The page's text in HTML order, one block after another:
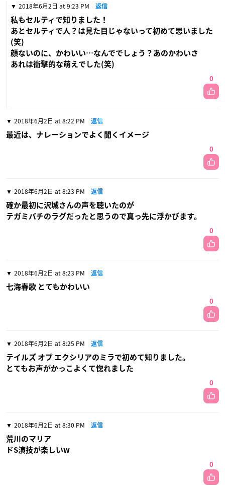
2018年6月2日 at 9:23 PM 返信
私もセルティで知りました！
あとセルティで人？は見た目じゃないって初めて思いました
(笑)
顔ないのに、かわいい…なんででしょう？あのかわいさ
あれは衝撃的な萌えでした(笑)
0
2018年6月2日 at 8:22 PM 返信
最近は、ナレーションでよく聞くイメージ
0
2018年6月2日 at 8:23 PM 返信
確か最初に沢城さんの声を聴いたのが
テガミバチのラグだったと思うので真っ先に浮かびます。
0
2018年6月2日 at 8:23 PM 返信
七海春歌 とてもかわいい
0
2018年6月2日 at 8:25 PM 返信
テイルズ オブ エクシリアのミラで初めて知りました。
とてもお声がかっこよくて惚れました
0
2018年6月2日 at 8:30 PM 返信
荒川のマリア
ドS演技が楽しいw
0